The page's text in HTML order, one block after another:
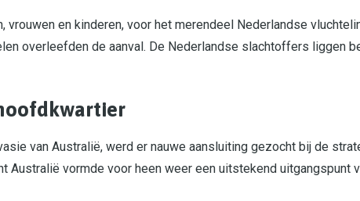
vrouwen en kinderen, voor het merendeel Nederlandse
overleefden de aanval. De Nederlandse slachtoffers liggen
van Australië, werd er nauwe aansluiting gezocht bij de
Australië vormde voor heen weer een uitstekend uitgangspunt